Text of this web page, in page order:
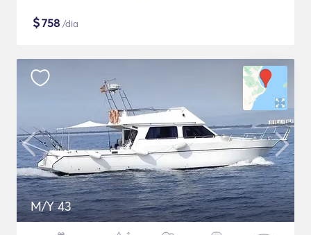
$758 /dia
M/Y 43